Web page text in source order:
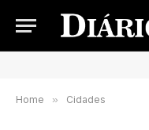
Home » Cidades